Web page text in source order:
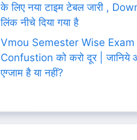
के लिए नया टाइम टेबल जारी ,
लिंक नीचे दिया गया है
Vmou Semester Wise Exam
Confustion को करो दूर | जानिये
एग्जाम है या नहीं?